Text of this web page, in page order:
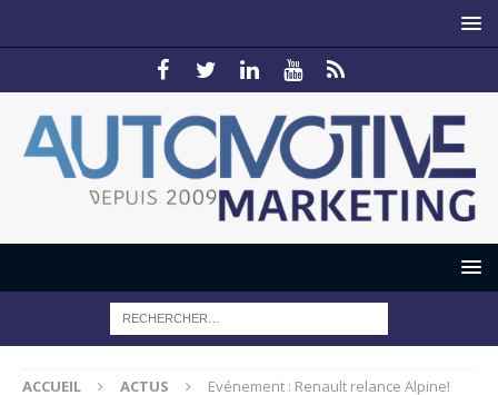
ACCUEIL ACTUS Evénement : Renault relance Alpine!